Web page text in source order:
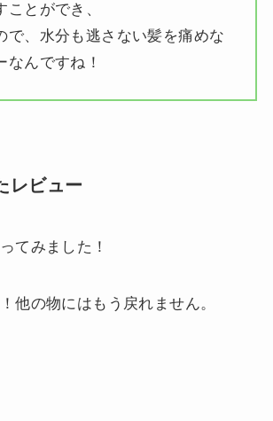
とができ、
で、水分も逃さない髪を痛めな
なんですね！
レビュー
てみました！
他の物にはもう戻れません。